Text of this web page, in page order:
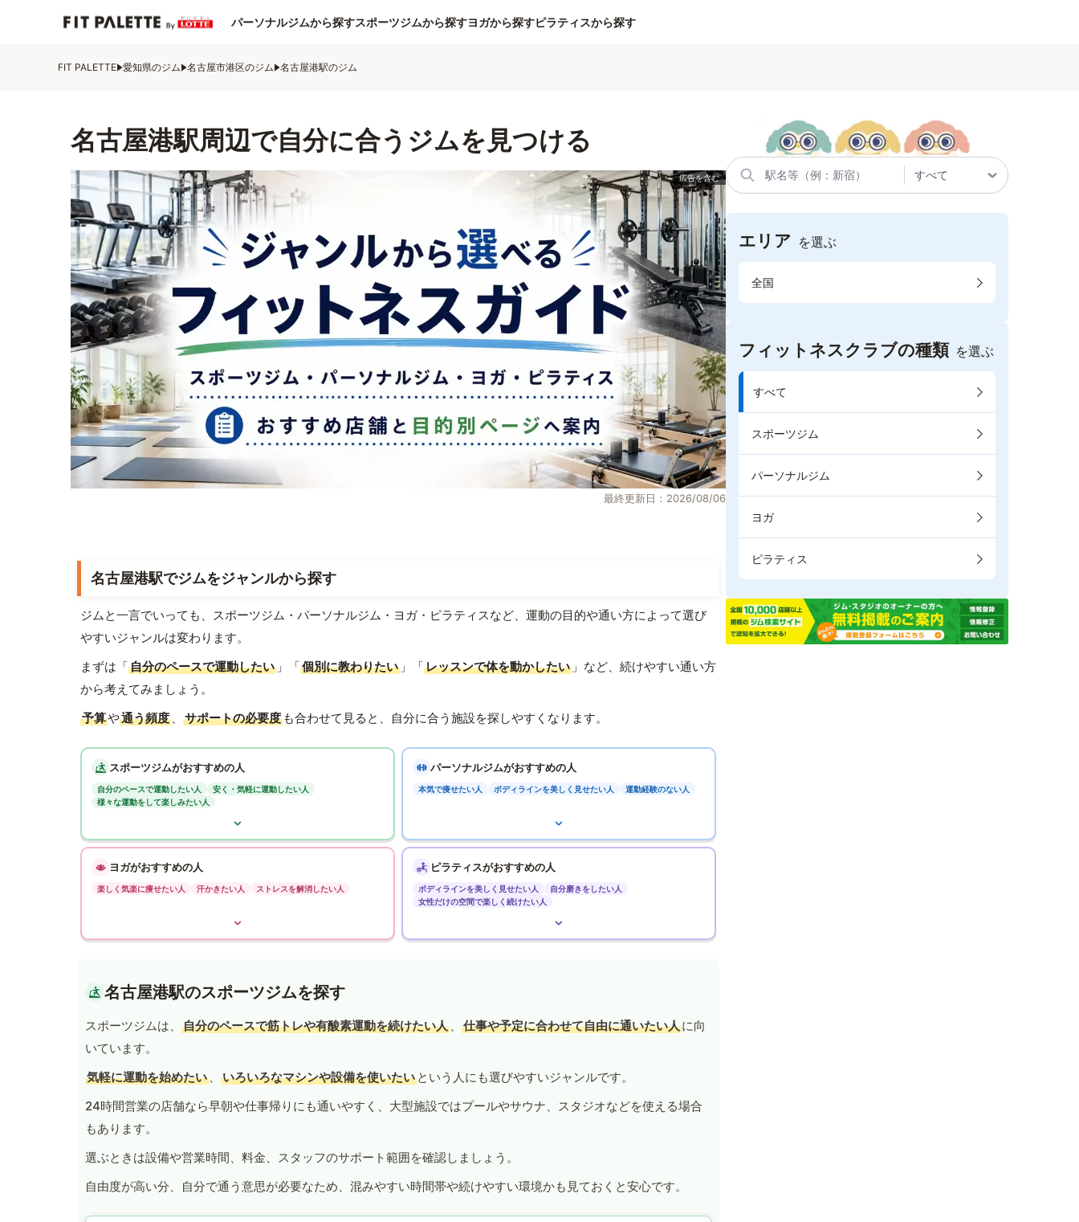
パーソナルジムから探すスポーツジムから探すヨガから探すピラティスから探す
FIT PALETTE 愛知県のジム 名古屋市港区のジム 名古屋港駅のジム
名古屋港駅周辺で自分に合うジムを見つける
最終更新日：2026/08/06
名古屋港駅でジムをジャンルから探す
ジムと一言でいっても、スポーツジム・パーソナルジム・ヨガ・ピラティスなど、運動の目的や通い方によって選び
やすいジャンルは変わります。
まずは「自分のペースで運動したい 」「個別に教わりたい 」「レッスンで体を動かしたい 」など、続けやすい通い方
から考えてみましょう。
予算や通う頻度 、 サポートの必要度 も合わせて見ると、自分に合う施設を探しやすくなります。
スポーツジムがおすすめの人
自分のペースで運動したい人
安く・気軽に運動したい人
様々な運動をして楽しみたい人
パーソナルジムがおすすめの人
本気で痩せたい人 ボディラインを美しく見せたい人 運動経験のない人
ヨガがおすすめの人
楽しく気楽に痩せたい人 汗かきたい人 ストレスを解消したい人
ピラティスがおすすめの人
ボディラインを美しく見せたい人
自分磨きをしたい人
女性だけの空間で楽しく続けたい人
名古屋港駅のスポーツジムを探す
スポーツジムは、 自分のペースで筋トレや有酸素運動を続けたい人 、 仕事や予定に合わせて自由に通いたい人に向
いています。
気軽に運動を始めたい 、 いろいろなマシンや設備を使いたい という人にも選びやすいジャンルです。
24時間営業の店舗なら早朝や仕事帰りにも通いやすく、大型施設ではプールやサウナ、スタジオなどを使える場合
もあります。
選ぶときは設備や営業時間、料金、スタッフのサポート範囲を確認しましょう。
自由度が高い分、自分で通う意思が必要なため、混みやすい時間帯や続けやすい環境かも見ておくと安心です。
エリア を選ぶ
全国
フィットネスクラブの種類 を選ぶ
すべて
スポーツジム
パーソナルジム
ヨガ
ピラティス